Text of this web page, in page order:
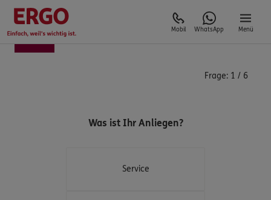
Mobil WhatsApp Menü
Frage: 1 / 6
Was ist Ihr Anliegen?
Service